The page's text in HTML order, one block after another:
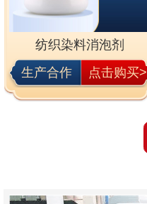
纺织染料消泡剂
生产合作
点击购买>